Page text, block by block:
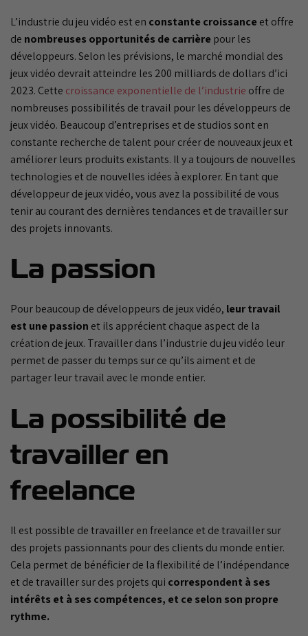
L’industrie du jeu vidéo est en constante croissance et offre
de nombreuses opportunités de carrière pour les
développeurs. Selon les prévisions, le marché mondial des
jeux vidéo devrait atteindre les 200 milliards de dollars d’ici
2023. Cette croissance exponentielle de l’industrie offre de
nombreuses possibilités de travail pour les développeurs de
jeux vidéo. Beaucoup d’entreprises et de studios sont en
constante recherche de talent pour créer de nouveaux jeux et
améliorer leurs produits existants. Il y a toujours de nouvelles
technologies et de nouvelles idées à explorer. En tant que
développeur de jeux vidéo, vous avez la possibilité de vous
tenir au courant des dernières tendances et de travailler sur
des projets innovants.
La passion
Pour beaucoup de développeurs de jeux vidéo, leur travail
est une passion et ils apprécient chaque aspect de la
création de jeux. Travailler dans l’industrie du jeu vidéo leur
permet de passer du temps sur ce qu’ils aiment et de
partager leur travail avec le monde entier.
La possibilité de
travailler en
freelance
Il est possible de travailler en freelance et de travailler sur
des projets passionnants pour des clients du monde entier.
Cela permet de bénéficier de la flexibilité de l’indépendance
et de travailler sur des projets qui correspondent à ses
intérêts et à ses compétences, et ce selon son propre
rythme.